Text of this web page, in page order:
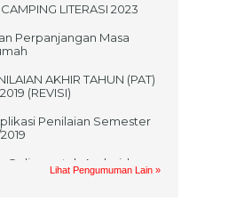
LITERASI 2023
Perpanjangan Masa
AKHIR TAHUN (PAT)
(REVISI)
Penilaian Semester
Online untuk Android
Lihat Pengumuman Lain »